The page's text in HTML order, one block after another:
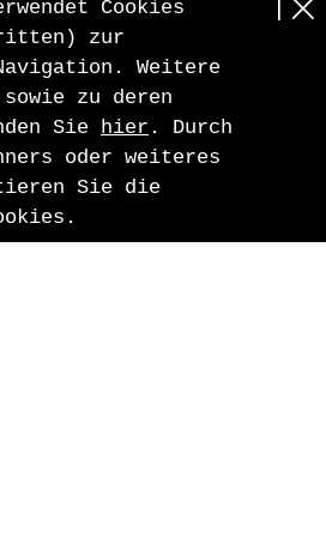
Cookies
zur
Weitere
zu deren
Sie hier . Durch
oder weiteres
Sie die